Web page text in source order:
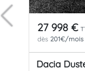
27 998 €
dès 201€/mois
Dacia